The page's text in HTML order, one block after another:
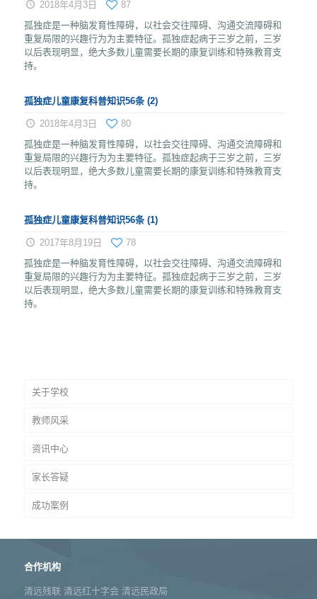
2018年4月3日
87
孤独症是一种脑发育性障碍，以社会交往障碍、沟通交流障碍和
重复局限的兴趣行为为主要特征。孤独症起病于三岁之前，三岁
以后表现明显，绝大多数儿童需要长期的康复训练和特殊教育支
持。
孤独症儿童康复科普知识56条 (2)
2018年4月3日
80
孤独症是一种脑发育性障碍，以社会交往障碍、沟通交流障碍和
重复局限的兴趣行为为主要特征。孤独症起病于三岁之前，三岁
以后表现明显，绝大多数儿童需要长期的康复训练和特殊教育支
持。
孤独症儿童康复科普知识56条 (1)
2017年8月19日
78
孤独症是一种脑发育性障碍，以社会交往障碍、沟通交流障碍和
重复局限的兴趣行为为主要特征。孤独症起病于三岁之前，三岁
以后表现明显，绝大多数儿童需要长期的康复训练和特殊教育支
持。
关于学校
教师风采
资讯中心
家长答疑
成功案例
合作机构
清远残联 清远红十字会 清远民政局